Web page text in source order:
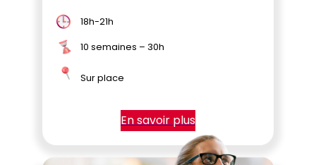
18h-21h
10 semaines – 30h
Sur place
En savoir plus